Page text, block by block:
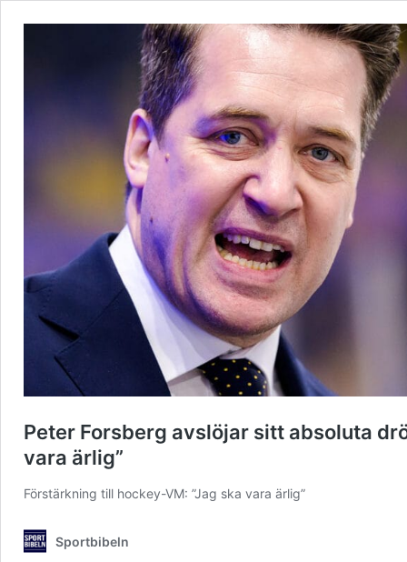
Peter Forsberg avslöjar sitt absoluta
vara ärlig”
Förstärkning till hockey-VM: ”Jag ska vara ärlig”
Sportbibeln